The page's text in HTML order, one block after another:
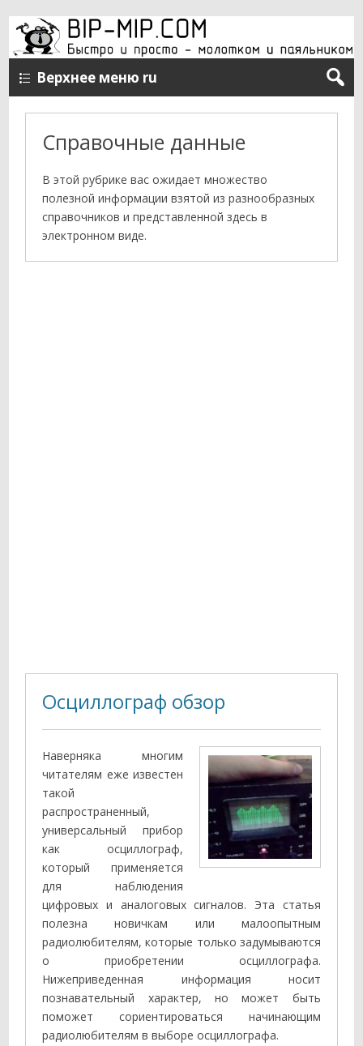
Верхнее меню ru
Справочные данные
В этой рубрике вас ожидает множество
полезной информации взятой из разнообразных
справочников и представленной здесь в
электронном виде.
Осциллограф обзор
Наверняка многим
читателям еже известен
такой
распространенный,
универсальный прибор
как осциллограф,
который применяется
для наблюдения
цифровых и аналоговых сигналов. Эта статья
полезна новичкам или малоопытным
радиолюбителям, которые только задумываются
о приобретении осциллографа.
Нижеприведенная информация носит
познавательный характер, но может быть
поможет сориентироваться начинающим
радиолюбителям в выборе осциллографа.